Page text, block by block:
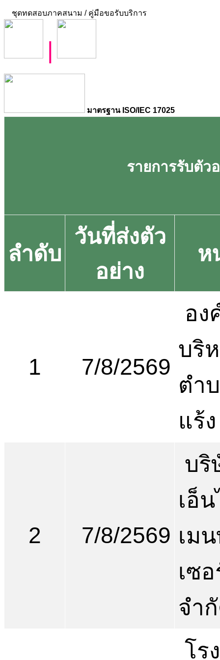
ชุดทดสอบภาคสนาม / คู่มือขอรับบริการ
มาตรฐาน ISO/IEC 17025
รายการรับตัว
ลำดับ
วันที่ส่งตัว
อย่าง
ห
1 7/8/2569
อง
บริ
ตำ
แร้ง
2 7/8/2569
บริ
เอ็
เม
เซ
จำ
โร